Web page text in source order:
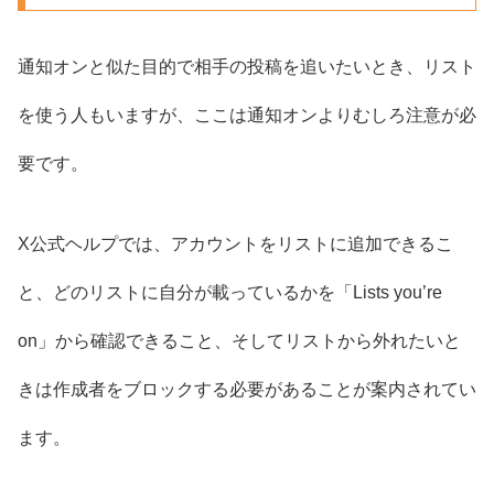
通知オンと似た目的で相手の投稿を追いたいとき、リスト
を使う人もいますが、ここは通知オンよりむしろ注意が必
要です。
X公式ヘルプでは、アカウントをリストに追加できるこ
と、どのリストに自分が載っているかを「Lists you’re
on」から確認できること、そしてリストから外れたいと
きは作成者をブロックする必要があることが案内されてい
ます。